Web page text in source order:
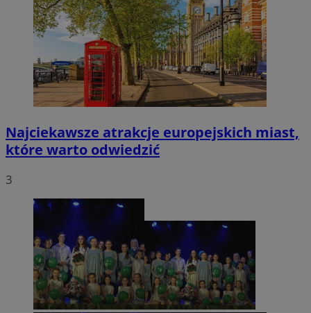
Najciekawsze atrakcje europejskich miast,
które warto odwiedzić
3